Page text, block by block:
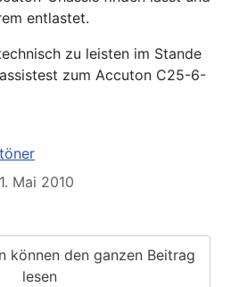
entlastet.
zu leisten im Stande
zum Accuton C25-6-
Mai 2010
können den ganzen Beitrag
lesen